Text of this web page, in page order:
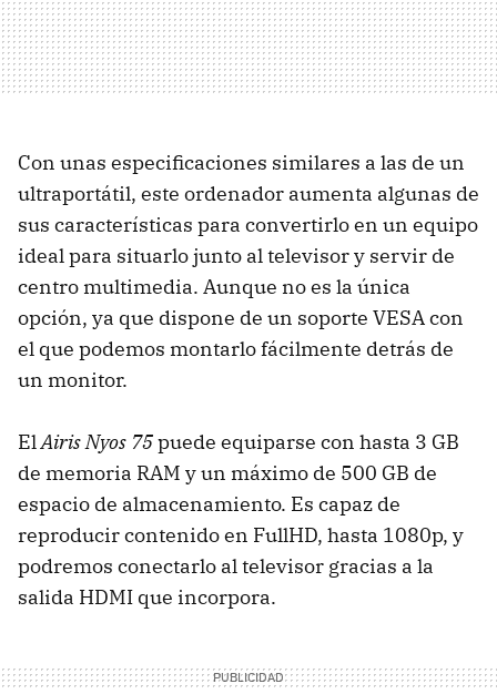
Con unas especificaciones similares a las de un
ultraportátil, este ordenador aumenta algunas de
sus características para convertirlo en un equipo
ideal para situarlo junto al televisor y servir de
centro multimedia. Aunque no es la única
opción, ya que dispone de un soporte VESA con
el que podemos montarlo fácilmente detrás de
un monitor.
ElAiris Nyos 75puede equiparse con hasta 3 GB
de memoria RAM y un máximo de 500 GB de
espacio de almacenamiento. Es capaz de
reproducir contenido en FullHD, hasta 1080p, y
podremos conectarlo al televisor gracias a la
salida HDMI que incorpora.